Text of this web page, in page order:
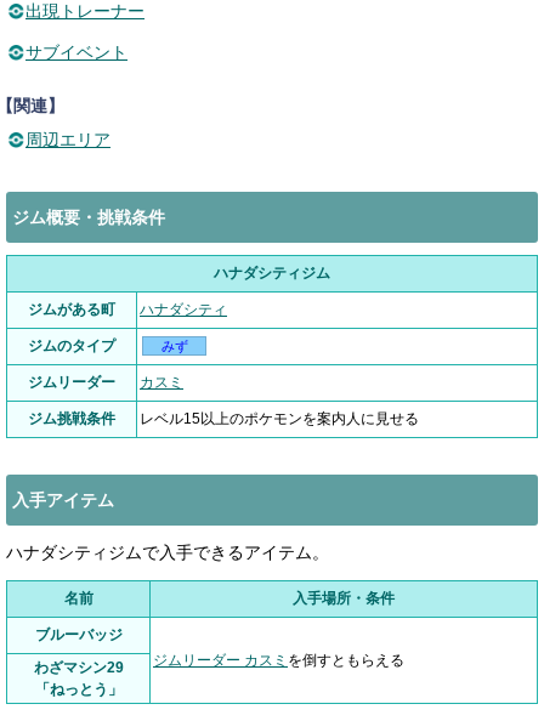
出現トレーナー
サブイベント
関連】
周辺エリア
ジム概要・挑戦条件
ハナダシティジム
ジムがある町 ハナダシティ
ジムのタイプ みず
ジムリーダー カスミ
ジム挑戦条件 レベル15以上のポケモンを案内人に見せる
入手アイテム
ハナダシティジムで入手できるアイテム。
名前 入手場所・条件
ブルーバッジ
ジムリーダー カスミ を倒すともらえる
わざマシン29
「ねっとう」